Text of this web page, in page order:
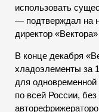
использовать
— подтверждал на
директор
В конце декабря
хладоэлементы за
для одновременной
по всей России,